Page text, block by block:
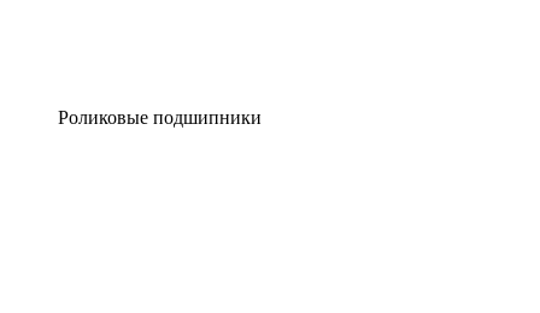
Роликовые подшипники